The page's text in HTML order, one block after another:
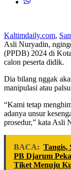
Kaltimdaily.com,
Asli Nuryadin,
(PPDB) 2024 di
calon peserta didik.
Dia bilang nggak
manipulasi atau
“Kami tetap
adanya unsur
prosedur,” kata Asli
BACA: Tangis,
PB Djarum
Tiket Menuju